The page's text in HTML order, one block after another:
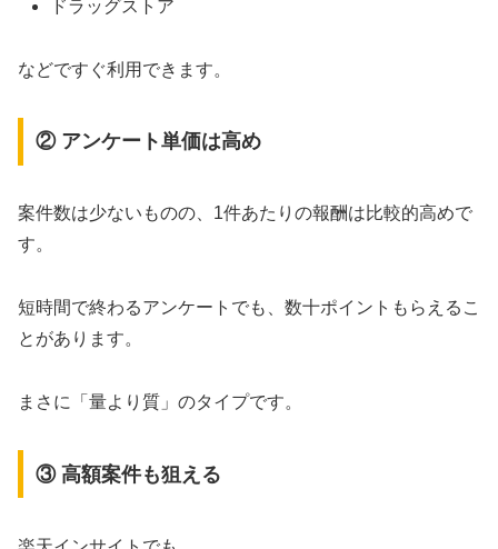
ドラッグストア
などですぐ利用できます。
② アンケート単価は高め
案件数は少ないものの、1件あたりの報酬は比較的高めで
す。
短時間で終わるアンケートでも、数十ポイントもらえるこ
とがあります。
まさに「量より質」のタイプです。
③ 高額案件も狙える